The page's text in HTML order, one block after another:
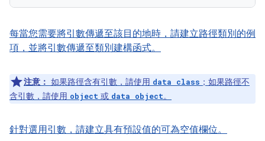
每當您需要將引數傳遞至該目的地時，請建立路徑類別的例
項，並將引數傳遞至類別建構函式。
注意： 如果路徑含有引數，請使用 data class ；如果路徑不
含引數，請使用 object 或 data object。
針對選用引數，請建立具有預設值的可為空值欄位。